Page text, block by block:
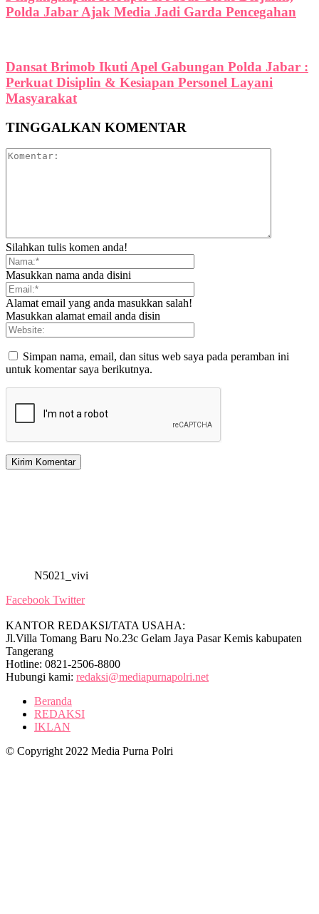
Polda Jabar Ajak Media Jadi Garda Pencegahan
Dansat Brimob Ikuti Apel Gabungan Polda Jabar :
Perkuat Disiplin & Kesiapan Personel Layani
Masyarakat
TINGGALKAN KOMENTAR
Silahkan tulis komen anda!
Masukkan nama anda disini
Alamat email yang anda masukkan salah!
Masukkan alamat email anda disin
Simpan nama, email, dan situs web saya pada peramban ini
untuk komentar saya berikutnya.
N5021_vivi
Facebook Twitter
KANTOR REDAKSI/TATA USAHA:
Jl.Villa Tomang Baru No.23c Gelam Jaya Pasar Kemis kabupaten
Tangerang
Hotline: 0821-2506-8800
Hubungi kami: redaksi@mediapurnapolri.net
Beranda
REDAKSI
IKLAN
© Copyright 2022 Media Purna Polri